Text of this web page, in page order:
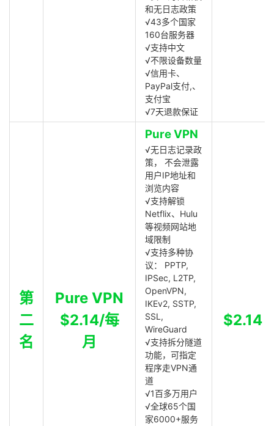
和无日志政策
√43多个国家
160台服务器
√支持中文
√不限设备数量
√信用卡、
PayPal支付,、
支付宝
√7天退款保证
第
二
名
Pure VPN
$2.14/每
月
Pure VPN
√无日志记录政
策， 不会泄露
用户IP地址和
浏览内容
√支持解锁
Netflix、Hulu
等视频网站地
域限制
√支持多种协
议： PPTP,
IPSec, L2TP,
OpenVPN,
IKEv2, SSTP,
SSL,
WireGuard
√支持拆分隧道
功能，可指定
程序走VPN通
道
√1百多万用户
√全球65个国
家6000+服务
$2.14